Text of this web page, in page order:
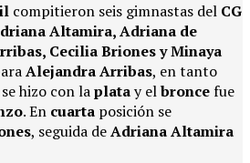
compitieron seis gimnastas del CG
Altamira, Adriana de
Cecilia Briones y Minaya
Alejandra Arribas, en tanto
se hizo con laplatay elbronce fue
. En cuarta posición se
, seguida deAdriana Altamira